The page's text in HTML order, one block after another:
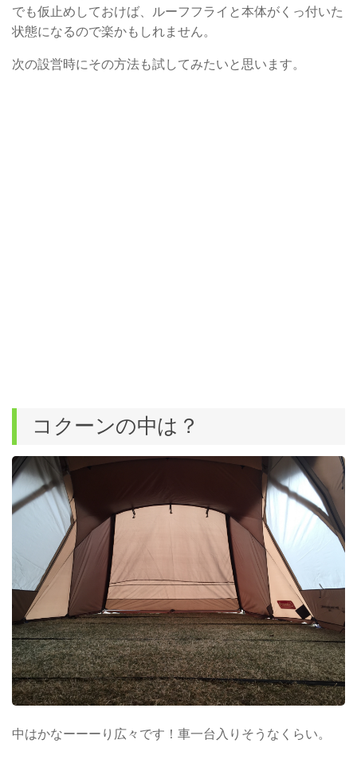
でも仮止めしておけば、ルーフフライと本体がくっ付いた
状態になるので楽かもしれません。
次の設営時にその方法も試してみたいと思います。
コクーンの中は？
中はかなーーーり広々です！車一台入りそうなくらい。